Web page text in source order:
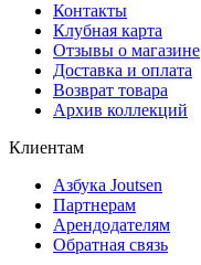
Контакты
Клубная карта
Отзывы о магазине
Доставка и оплата
Возврат товара
Архив коллекций
Клиентам
Азбука Joutsen
Партнерам
Арендодателям
Обратная связь